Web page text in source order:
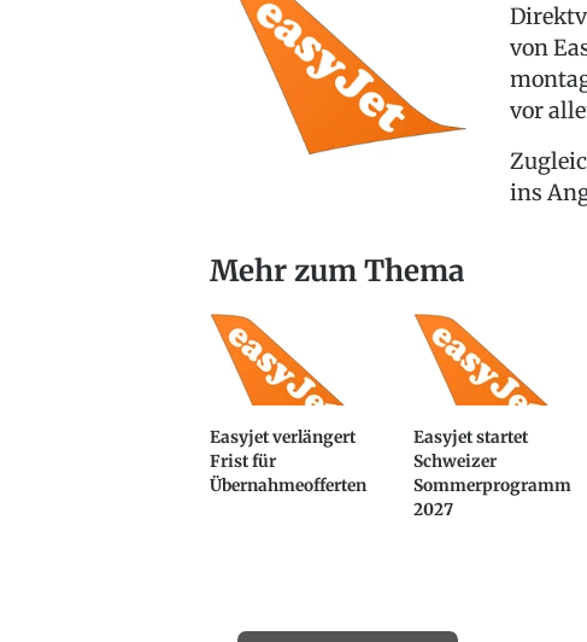
von
vor
ins
Mehr zum Thema
Easyjet verlängert
Frist für
Übernahmeofferten
Easyjet startet
Schweizer
Sommerprogramm
2027